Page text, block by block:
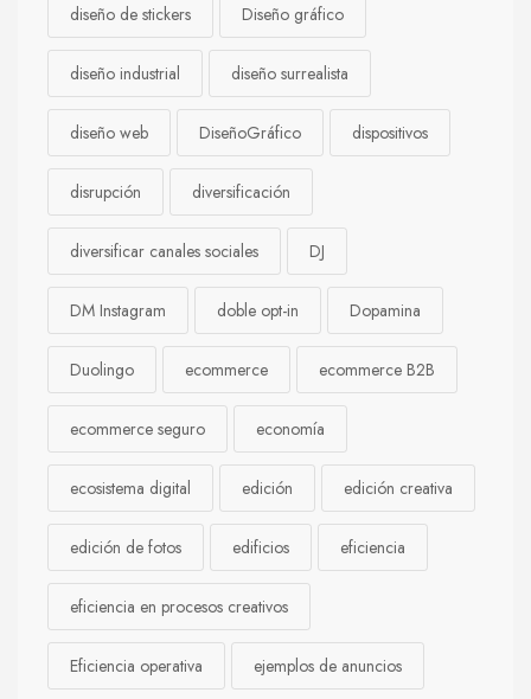
diseño de stickers Diseño gráfico
diseño industrial diseño surrealista
diseño web DiseñoGráfico dispositivos
disrupción diversificación
diversificar canales sociales DJ
DM Instagram doble opt-in Dopamina
Duolingo ecommerce ecommerce B2B
ecommerce seguro economía
ecosistema digital edición edición creativa
edición de fotos edificios eficiencia
eficiencia en procesos creativos
Eficiencia operativa ejemplos de anuncios